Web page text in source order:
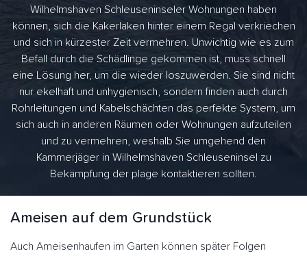
Wilhelmshaven Schleuseninseler Wohnungen haben
können, sich die Kakerlaken hinter einem Regal verkriechen
und sich in kürzester Zeit vermehren. Unwichtig wie es zum
Befall durch die Schädlinge gekommen ist, muss schnell
eine Lösung her, um die wieder loszuwerden. Sie sind nicht
nur ekelhaft und unhygienisch, sondern finden auch durch
Rohrleitungen und Kabelschächten das perfekte System, um
sich auch in anderen Räumen oder Wohnungen aufzuteilen
und zu vermehren, weshalb Sie umgehend den
Kammerjäger in Wilhelmshaven Schleuseninsel zu
Bekämpfung der plage kontaktieren sollten.
Ameisen auf dem Grundstück
Auch Ameisenhaufen im Garten können später Folgen